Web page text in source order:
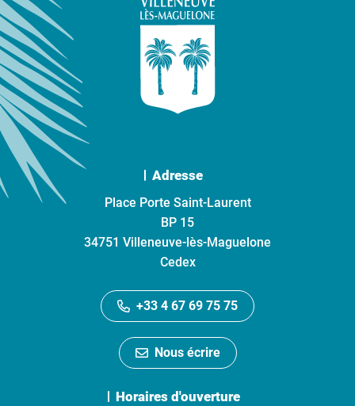
Adresse
Place Porte Saint-Laurent
BP 15
34751 Villeneuve-lès-Maguelone
Cedex
+33 4 67 69 75 75
Nous écrire
Horaires d'ouverture